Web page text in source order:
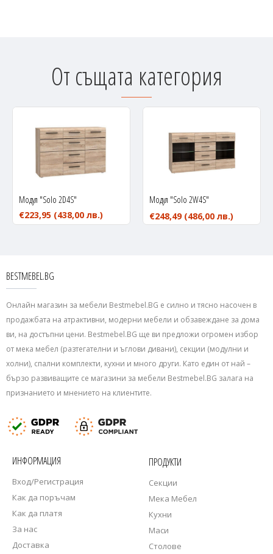
От същата категория
Модул "Solo 2D4S"
€223,95 (438,00 лв.)
Модул "Solo 2W4S"
€248,49 (486,00 лв.)
BESTMEBEL.BG
Онлайн магазин за мебели Bestmebel.BG е силно и тясно насочен в
продажбата на атрактивни, модерни мебели и обзавеждане за дома
ви, на достъпни цени. Bestmebel.BG ще ви предложи огромен избор
от мека мебел (разтегателни и ъглови дивани), секции (модулни и
холни), спални комплекти, кухни и много други. Като един от най –
бързо развиващите се магазини за мебели Bestmebel.BG залага на
признанието и мнението на клиентите.
ИНФОРМАЦИЯ
Вход/Регистрация
Как да поръчам
Как да платя
За нас
Доставка
ПРОДУКТИ
Секции
Мека Мебел
Кухни
Маси
Столове